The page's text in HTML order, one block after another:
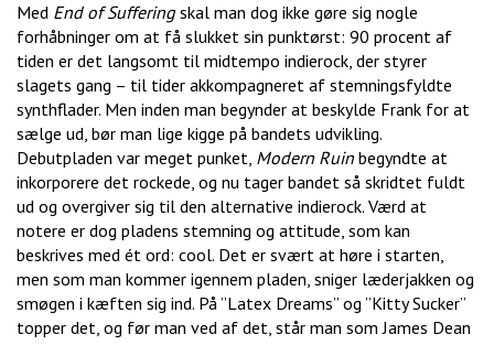
Med End of Sufferingskal man dog ikke gøre sig nogle
forhåbninger om at få slukket sin punktørst: 90 procent af
tiden er det langsomt til midtempo indierock, der styrer
slagets gang – til tider akkompagneret af stemningsfyldte
synthflader. Men inden man begynder at beskylde Frank for at
sælge ud, bør man lige kigge på bandets udvikling.
Debutpladen var meget punket, Modern Ruin begyndte at
inkorporere det rockede, og nu tager bandet så skridtet fuldt
ud og overgiver sig til den alternative indierock. Værd at
notere er dog pladens stemning og attitude, som kan
beskrives med ét ord: cool. Det er svært at høre i starten,
men som man kommer igennem pladen, sniger læderjakken og
smøgen i kæften sig ind. På ”Latex Dreams” og ”Kitty Sucker”
topper det, og før man ved af det, står man som James Dean